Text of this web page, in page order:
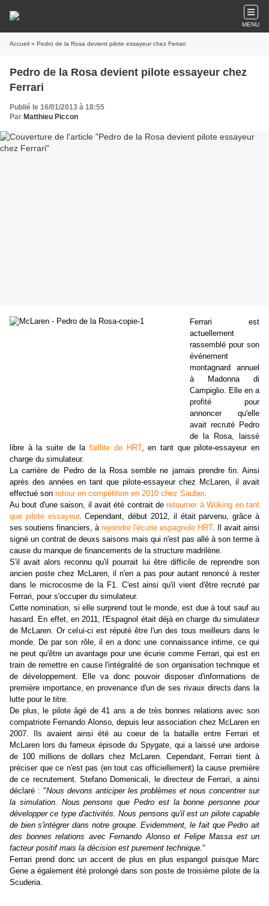
MENU
Accueil » Pedro de la Rosa devient pilote essayeur chez Ferrari
Pedro de la Rosa devient pilote essayeur chez
Ferrari
Publié le 16/01/2013 à 18:55
Par Matthieu Piccon
Ferrari est
actuellement
rassemblé pour son
événement
montagnard annuel
à Madonna di
Campiglio. Elle en a
profité pour
annoncer qu'elle
avait recruté Pedro
de la Rosa, laissé
libre à la suite de lafaillite de HRT, en tant que pilote-essayeur en
charge du simulateur.
La carrière de Pedro de la Rosa semble ne jamais prendre fin. Ainsi
après des années en tant que pilote-essayeur chez McLaren, il avait
effectué son retour en compétition en 2010 chez Sauber.
Au bout d'une saison, il avait été contrait deretourner à Woking en tant
que pilote essayeur. Cependant, début 2012, il était parvenu, grâce à
ses soutiens financiers, à rejoindre l'écurie espagnole HRT. Il avait ainsi
signé un contrat de deuxs saisons mais qui n'est pas allé à son terme à
cause du manque de financements de la structure madrilène.
S'il avait alors reconnu qu'il pourrait lui être difficile de reprendre son
ancien poste chez McLaren, il n'en a pas pour autant renoncé à rester
dans le microcosme de la F1. C'est ainsi qu'il vient d'être recruté par
Ferrari, pour s'occuper du simulateur.
Cette nomination, si elle surprend tout le monde, est due à tout sauf au
hasard. En effet, en 2011, l'Espagnol était déjà en charge du simulateur
de McLaren. Or celui-ci est réputé être l'un des tous meilleurs dans le
monde. De par son rôle, il en a donc une connaissance intime, ce qui
ne peut qu'être un avantage pour une écurie comme Ferrari, qui est en
train de remettre en cause l'intégralité de son organisation technique et
de développement. Elle va donc pouvoir disposer d'informations de
première importance, en provenance d'un de ses rivaux directs dans la
lutte pour le titre.
De plus, le pilote âgé de 41 ans a de très bonnes relations avec son
compatriote Fernando Alonso, depuis leur association chez McLaren en
2007. Ils avaient ainsi été au coeur de la bataille entre Ferrari et
McLaren lors du fameux épisode du Spygate, qui a laissé une ardoise
de 100 millions de dollars chez McLaren. Cependant, Ferrari tient à
préciser que ce n'est pas (en tout cas officiellement) la cause première
de ce recrutement. Stefano Domenicali, le directeur de Ferrari, a ainsi
déclaré : "Nous devons anticiper les problèmes et nous concentrer sur
la simulation. Nous pensons que Pedro est la bonne personne pour
développer ce type d'activités. Nous pensons qu'il est un pilote capable
de bien s'intégrer dans notre groupe. Evidemment, le fait que Pedro ait
des bonnes relations avec Fernando Alonso et Felipe Massa est un
facteur positif mais la décision est purement technique."
Ferrari prend donc un accent de plus en plus espangol puisque Marc
Gene a également été prolongé dans son poste de troisième pilote de la
Scuderia.